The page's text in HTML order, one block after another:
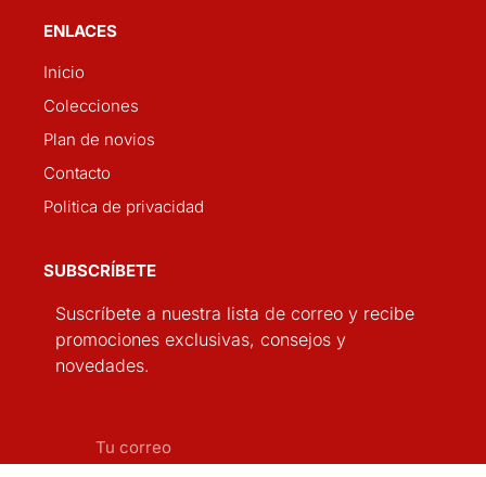
ENLACES
Inicio
Colecciones
Plan de novios
Contacto
Politica de privacidad
SUBSCRÍBETE
Suscríbete a nuestra lista de correo y recibe
promociones exclusivas, consejos y
novedades.